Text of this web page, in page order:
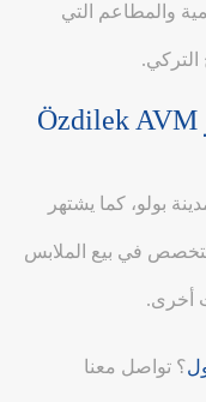
والمطاعم التي
مول اوزديك في مدينة بولو Özdilek AVM
بولو، كما يشتهر
تتخصص في بيع الملابس
أخرى.
؟ تواصل معنا